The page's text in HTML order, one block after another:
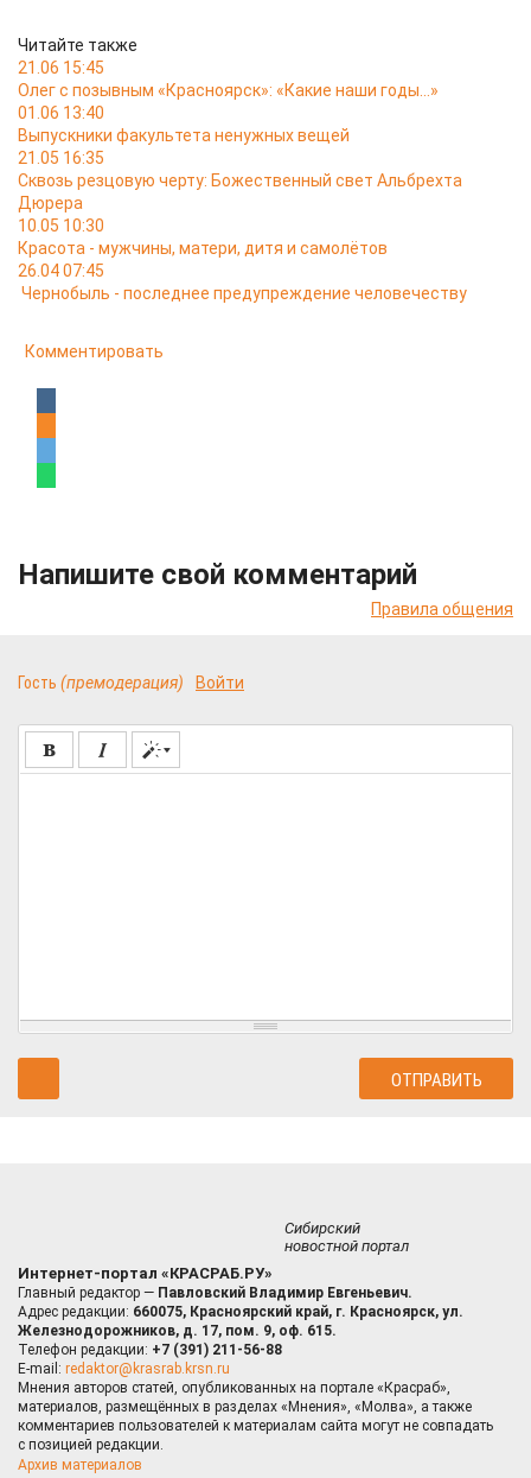
Читайте также
21.06 15:45
Олег с позывным «Красноярск»: «Какие наши годы…»
01.06 13:40
Выпускники факультета ненужных вещей
21.05 16:35
Сквозь резцовую черту: Божественный свет Альбрехта
Дюрера
10.05 10:30
Красота - мужчины, матери, дитя и самолётов
26.04 07:45
Чернобыль - последнее предупреждение человечеству
Комментировать
Напишите свой комментарий
Правила общения
Гость (премодерация) Войти
Сибирский
новостной портал
Интернет-портал «КРАСРАБ.РУ»
Главный редактор — Павловский Владимир Евгеньевич.
Адрес редакции: 660075, Красноярский край, г. Красноярск, ул.
Железнодорожников, д. 17, пом. 9, оф. 615.
Телефон редакции: +7 (391) 211-56-88
E-mail: redaktor@krasrab.krsn.ru
Мнения авторов статей, опубликованных на портале «Красраб»,
материалов, размещённых в разделах «Мнения», «Молва», а также
комментариев пользователей к материалам сайта могут не совпадать
с позицией редакции.
Архив материалов